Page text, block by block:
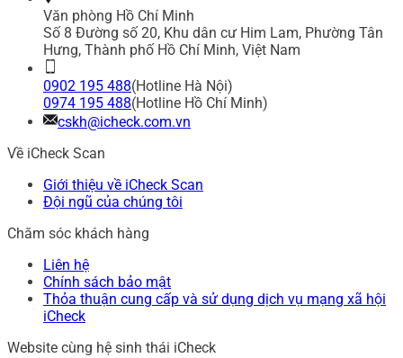
Văn phòng Hồ Chí Minh
Số 8 Đường số 20, Khu dân cư Him Lam, Phường Tân
Hưng, Thành phố Hồ Chí Minh, Việt Nam
0902 195 488(Hotline Hà Nội)
0974 195 488(Hotline Hồ Chí Minh)
cskh@icheck.com.vn
Về iCheck Scan
Giới thiệu về iCheck Scan
Đội ngũ của chúng tôi
Chăm sóc khách hàng
Liên hệ
Chính sách bảo mật
Thỏa thuận cung cấp và sử dụng dịch vụ mạng xã hội
iCheck
Website cùng hệ sinh thái iCheck